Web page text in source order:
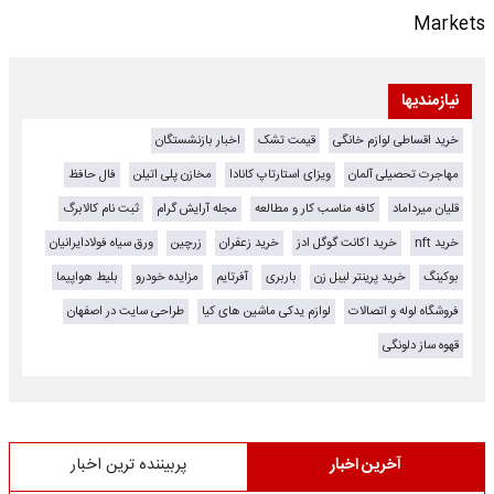
Markets
نیازمندیها
خرید اقساطی لوازم خانگی قیمت تشک
اخبار بازنشستگان
مهاجرت تحصیلی آلمان
ویزای استارتاپ کانادا مخازن پلی اتیلن
فال حافظ
قلیان میرداماد
کافه مناسب کار و مطالعه مجله آرایش گرام
ثبت نام کالابرگ
خرید nft
خرید اکانت گوگل ادز خرید زعفران زرچین
ورق سیاه فولادایرانیان
بوکینگ
خرید پرینتر لیبل زن باربری آفرتایم مزایده خودرو
بلیط هواپیما
فروشگاه لوله و اتصالات
لوازم یدکی ماشین های کیا
طراحی سایت در اصفهان
قهوه ساز دلونگی
آخرین اخبار پربیننده ترین اخبار